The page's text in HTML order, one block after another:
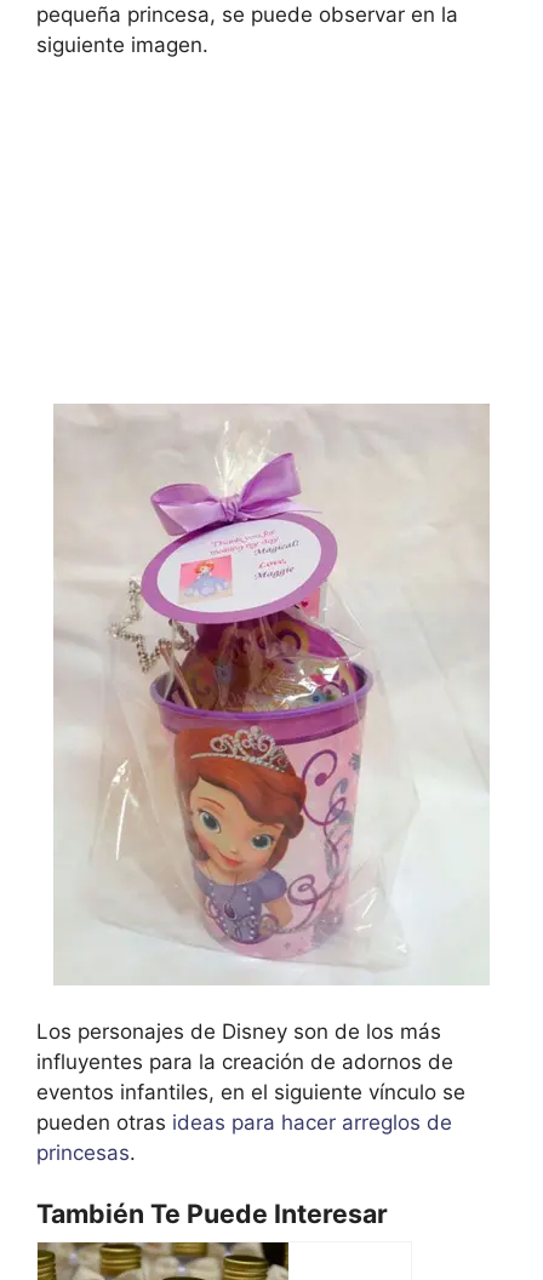
pequeña princesa, se puede observar en la
siguiente imagen.
Los personajes de Disney son de los más
influyentes para la creación de adornos de
eventos infantiles, en el siguiente vínculo se
pueden otras ideas para hacer arreglos de
princesas.
También Te Puede Interesar